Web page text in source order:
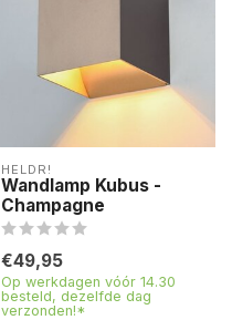
HELDR!
Wandlamp Kubus -
Champagne
€49,95
Op werkdagen vóór 14.30
besteld, dezelfde dag
verzonden!*